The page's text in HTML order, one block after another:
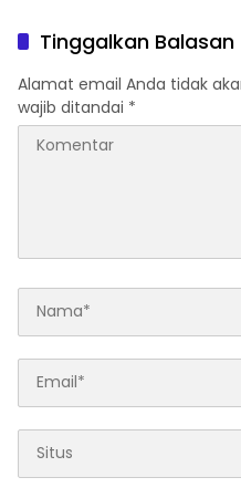
Tinggalkan Balasan
Alamat email Anda tidak
wajib ditandai *